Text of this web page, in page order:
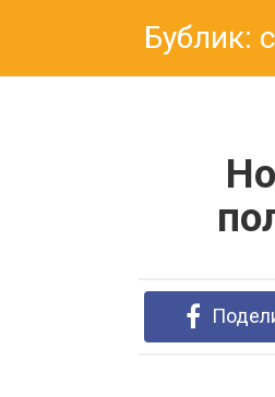
Бублик: